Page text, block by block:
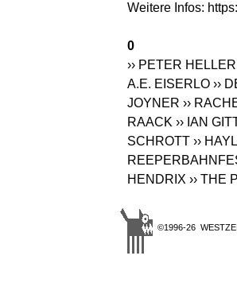
Weitere Infos:
0
›› PETER HELLER
A.E. EISERLO ››
JOYNER ››
RAACK ›› IAN
SCHROTT ››
HENDRIX ›› THE
©1996-26